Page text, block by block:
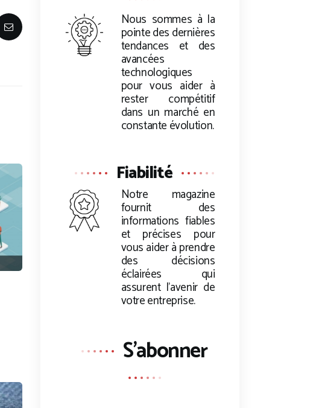
Nous sommes à la
pointe des dernières
tendances et des
avancées
technologiques
pour vous aider à
rester compétitif
dans un marché en
constante évolution.
Fiabilité
Notre magazine
fournit des
informations fiables
et précises pour
vous aider à prendre
des décisions
éclairées qui
assurent l’avenir de
votre entreprise.
S'abonner